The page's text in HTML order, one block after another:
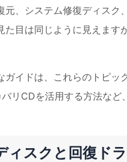
元、システム修復ディス
た目は同じように見えま
ガイドは、これらのトピ
リCDを活用する方法など
ィスクと回復ド